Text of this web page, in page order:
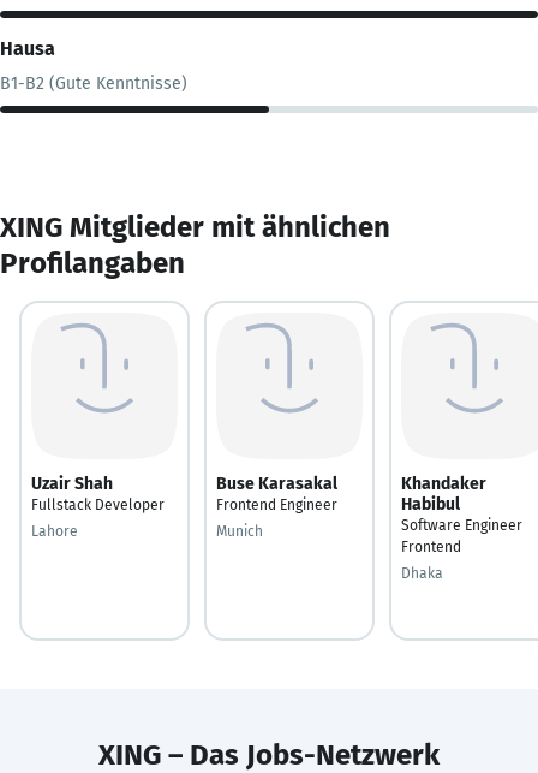
Hausa
B1-B2 (Gute Kenntnisse)
XING Mitglieder mit ähnlichen
Profilangaben
Uzair Shah
Fullstack Developer
Lahore
Buse Karasakal
Frontend Engineer
Munich
Khandaker
Habibul
Software Engineer
Frontend
Dhaka
XING – Das Jobs-Netzwerk